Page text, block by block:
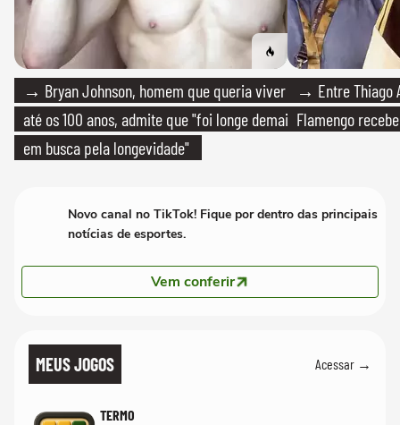
→ Bryan Johnson, homem que queria viver
até os 100 anos, admite que "foi longe demais
em busca pela longevidade"
→ Entre Thiago
Flamengo
Novo canal no TikTok! Fique por dentro das principais
notícias de esportes.
Vem conferir
MEUS JOGOS Acessar →
TERMO